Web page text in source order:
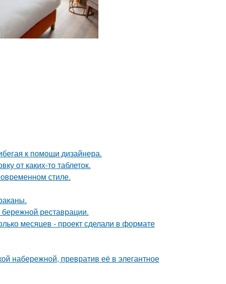
к помощи дизайнера.
от каких-то таблеток.
стиле.
реставрации.
месяцев - проект сделали в формате
набережной, превратив её в элегантное